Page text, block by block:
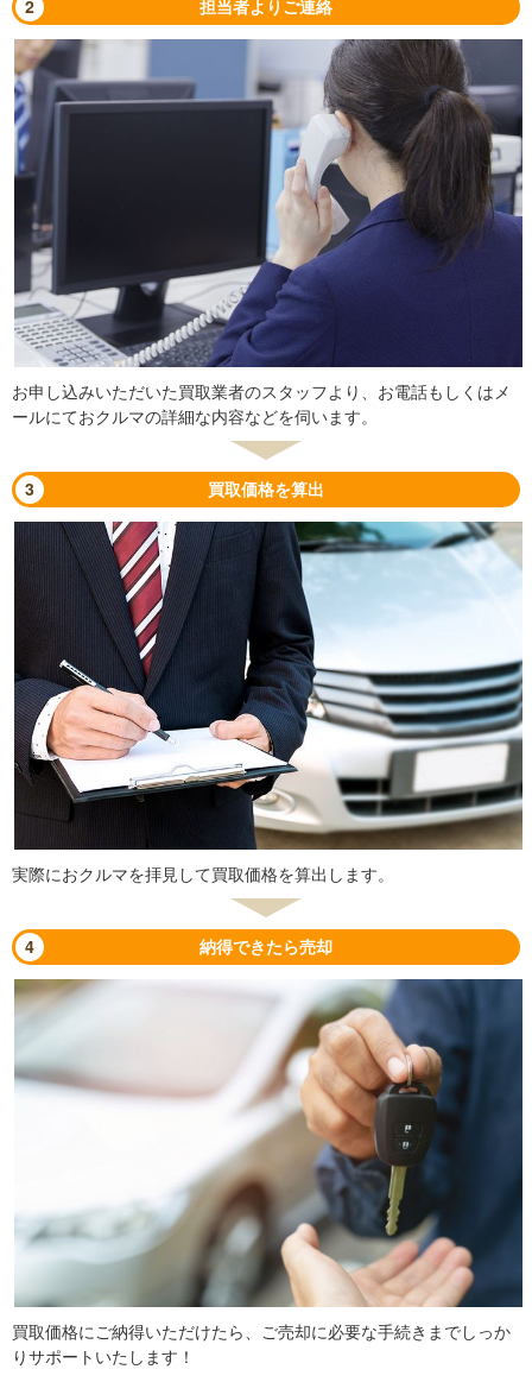
2 担当者よりご連絡
お申し込みいただいた買取業者のスタッフより、お電話もしくはメ
ールにておクルマの詳細な内容などを伺います。
3 買取価格を算出
実際におクルマを拝見して買取価格を算出します。
4 納得できたら売却
買取価格にご納得いただけたら、ご売却に必要な手続きまでしっか
りサポートいたします！